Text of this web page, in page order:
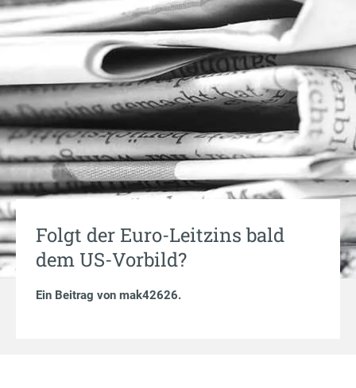
Folgt der Euro-Leitzins bald
dem US-Vorbild?
Ein Beitrag von mak42626.